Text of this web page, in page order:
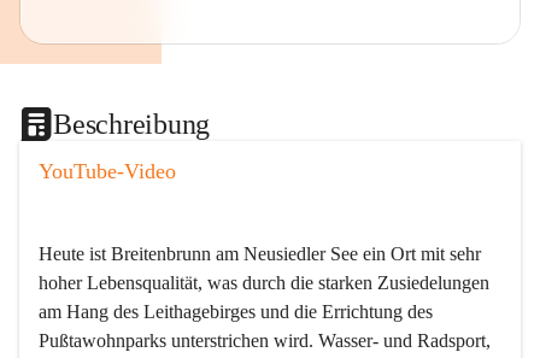
Beschreibung
YouTube-Video
Heute ist Breitenbrunn am Neusiedler See ein Ort mit sehr
hoher Lebensqualität, was durch die starken Zusiedelungen
am Hang des Leithagebirges und die Errichtung des
Pußtawohnparks unterstrichen wird. Wasser- und Radsport,